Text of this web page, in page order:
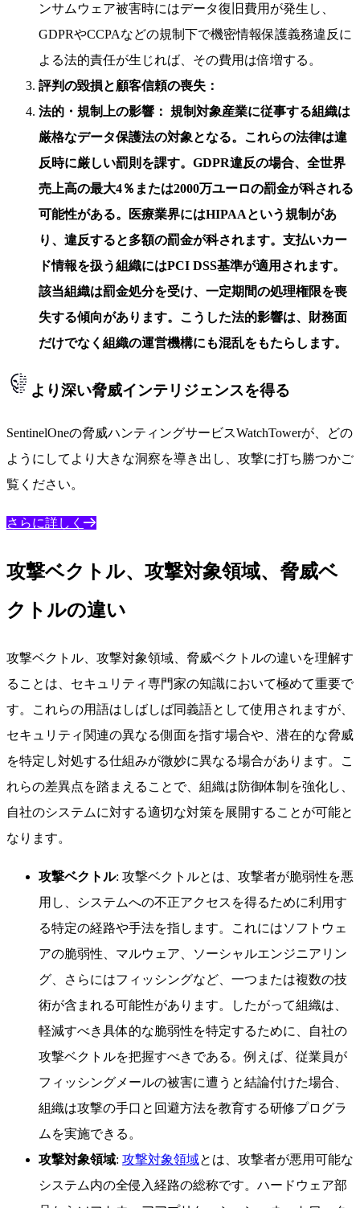
ンサムウェア被害時にはデータ復旧費用が発生し、
GDPRやCCPAなどの規制下で機密情報保護義務違反に
よる法的責任が生じれば、その費用は倍増する。
評判の毀損と顧客信頼の喪失：
法的・規制上の影響： 規制対象産業に従事する組織は
厳格なデータ保護法の対象となる。これらの法律は違
反時に厳しい罰則を課す。GDPR違反の場合、全世界
売上高の最大4％または2000万ユーロの罰金が科される
可能性がある。医療業界にはHIPAAという規制があ
り、違反すると多額の罰金が科されます。支払いカー
ド情報を扱う組織にはPCI DSS基準が適用されます。
該当組織は罰金処分を受け、一定期間の処理権限を喪
失する傾向があります。こうした法的影響は、財務面
だけでなく組織の運営機構にも混乱をもたらします。
より深い脅威インテリジェンスを得る
SentinelOneの脅威ハンティングサービスWatchTowerが、どの
ようにしてより大きな洞察を導き出し、攻撃に打ち勝つかご
覧ください。
さらに詳しく
攻撃ベクトル、攻撃対象領域、脅威ベ
クトルの違い
攻撃ベクトル、攻撃対象領域、脅威ベクトルの違いを理解す
ることは、セキュリティ専門家の知識において極めて重要で
す。これらの用語はしばしば同義語として使用されますが、
セキュリティ関連の異なる側面を指す場合や、潜在的な脅威
を特定し対処する仕組みが微妙に異なる場合があります。こ
れらの差異点を踏まえることで、組織は防御体制を強化し、
自社のシステムに対する適切な対策を展開することが可能と
なります。
攻撃ベクトル: 攻撃ベクトルとは、攻撃者が脆弱性を悪
用し、システムへの不正アクセスを得るために利用す
る特定の経路や手法を指します。これにはソフトウェ
アの脆弱性、マルウェア、ソーシャルエンジニアリン
グ、さらにはフィッシングなど、一つまたは複数の技
術が含まれる可能性があります。したがって組織は、
軽減すべき具体的な脆弱性を特定するために、自社の
攻撃ベクトルを把握すべきである。例えば、従業員が
フィッシングメールの被害に遭うと結論付けた場合、
組織は攻撃の手口と回避方法を教育する研修プログラ
ムを実施できる。
攻撃対象領域: 攻撃対象領域とは、攻撃者が悪用可能な
システム内の全侵入経路の総称です。ハードウェア部